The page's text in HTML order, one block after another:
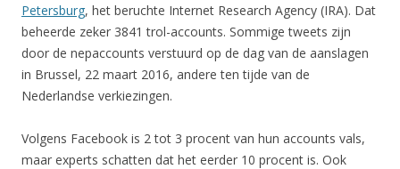
Petersburg, het beruchte Internet Research Agency (IRA). Dat
beheerde zeker 3841 trol-accounts. Sommige tweets zijn
door de nepaccounts verstuurd op de dag van de aanslagen
in Brussel, 22 maart 2016, andere ten tijde van de
Nederlandse verkiezingen.
Volgens Facebook is 2 tot 3 procent van hun accounts vals,
maar experts schatten dat het eerder 10 procent is. Ook